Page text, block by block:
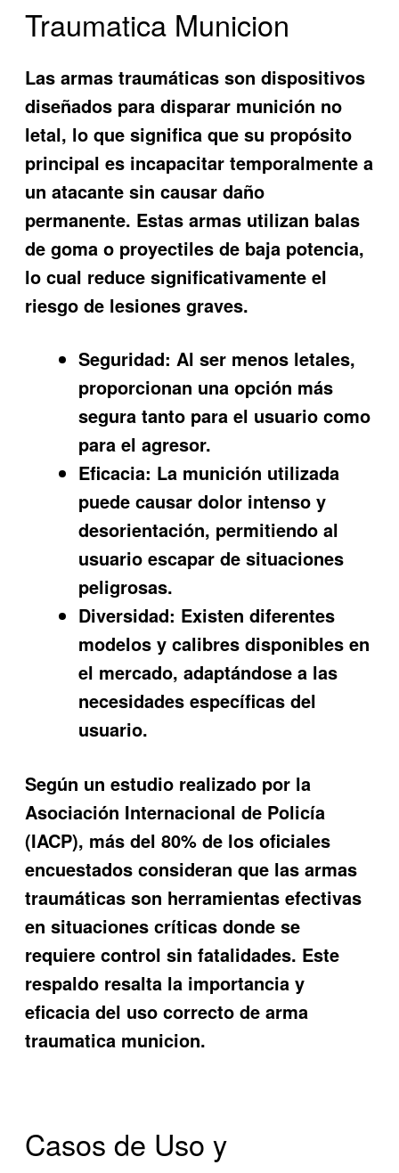
Traumatica Municion
Las armas traumáticas son dispositivos
diseñados para disparar munición no
letal, lo que significa que su propósito
principal es incapacitar temporalmente a
un atacante sin causar daño
permanente. Estas armas utilizan balas
de goma o proyectiles de baja potencia,
lo cual reduce significativamente el
riesgo de lesiones graves.
Seguridad: Al ser menos letales,
proporcionan una opción más
segura tanto para el usuario como
para el agresor.
Eficacia: La munición utilizada
puede causar dolor intenso y
desorientación, permitiendo al
usuario escapar de situaciones
peligrosas.
Diversidad: Existen diferentes
modelos y calibres disponibles en
el mercado, adaptándose a las
necesidades específicas del
usuario.
Según un estudio realizado por la
Asociación Internacional de Policía
(IACP), más del 80% de los oficiales
encuestados consideran que las armas
traumáticas son herramientas efectivas
en situaciones críticas donde se
requiere control sin fatalidades. Este
respaldo resalta la importancia y
eficacia del uso correcto de arma
traumatica municion.
Casos de Uso y